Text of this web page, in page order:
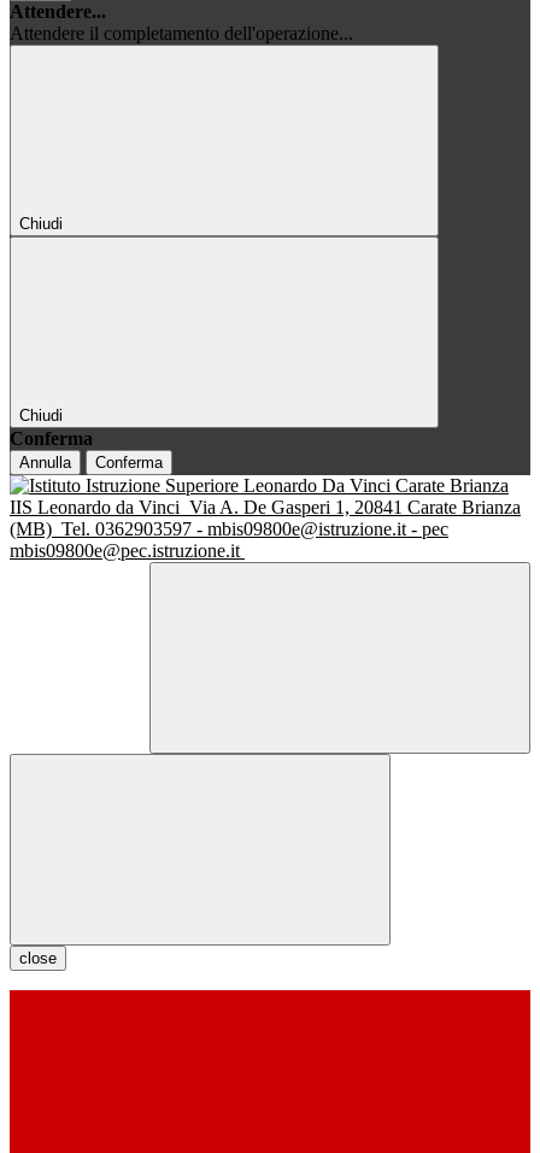
Attendere...
Attendere il completamento dell'operazione...
Chiudi
Chiudi
Conferma
Annulla Conferma
IIS Leonardo da Vinci Via A. De Gasperi 1, 20841 Carate Brianza
(MB) Tel. 0362903597 - mbis09800e@istruzione.it - pec
mbis09800e@pec.istruzione.it
close